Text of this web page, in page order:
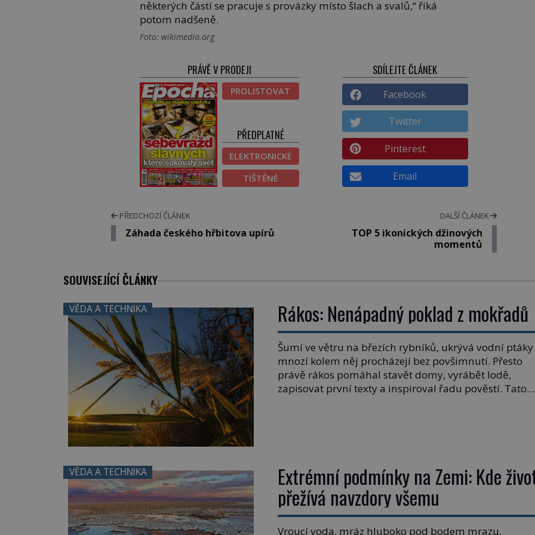
některých částí se pracuje s provázky místo šlach a svalů,“ říká
potom nadšeně.
Foto: wikimedia.org
PRÁVĚ V PRODEJI
PROLISTOVAT
PŘEDPLATNÉ
ELEKTRONICKÉ
TIŠTĚNÉ
SDÍLEJTE ČLÁNEK
Facebook
Twitter
Pinterest
Email
PŘEDCHOZÍ ČLÁNEK
Záhada českého hřbitova upírů
DALŠÍ ČLÁNEK
TOP 5 ikonických džinových
momentů
SOUVISEJÍCÍ ČLÁNKY
VĚDA A TECHNIKA Rákos: Nenápadný poklad z mokřadů
Šumí ve větru na březích rybníků, ukrývá vodní ptáky
mnozí kolem něj procházejí bez povšimnutí. Přesto
právě rákos pomáhal stavět domy, vyrábět lodě,
zapisovat první texty a inspiroval řadu pověstí. Tato
VĚDA A TECHNIKA Extrémní podmínky na Zemi: Kde
přežívá navzdory všemu
Vroucí voda, mráz hluboko pod bodem mrazu,